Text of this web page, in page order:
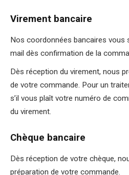
Virement bancaire
Nos coordonnées bancaires vous
mail dès confirmation de la
Dès réception du virement, nous
de votre commande. Pour un
s’il vous plaît votre numéro de
du virement.
Chèque bancaire
Dès réception de votre chèque,
préparation de votre commande.